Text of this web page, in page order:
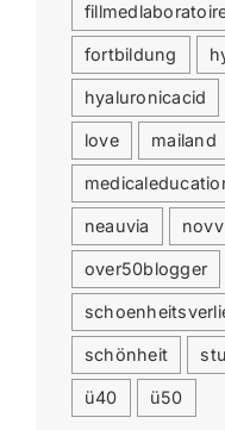
fortbildung
hyaluronicacid
love mailand
neauvia
over50blogger
schönheit
ü40 ü50